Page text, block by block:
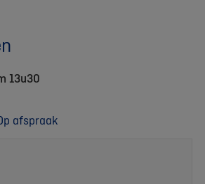
13u30
afspraak